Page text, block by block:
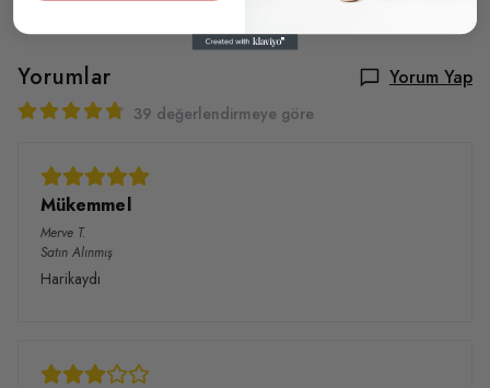
Yorumlar Yorum Yap
39 değerlendirmeye göre
Mükemmel
Merve T.
Satın Alınmış
Harikaydı